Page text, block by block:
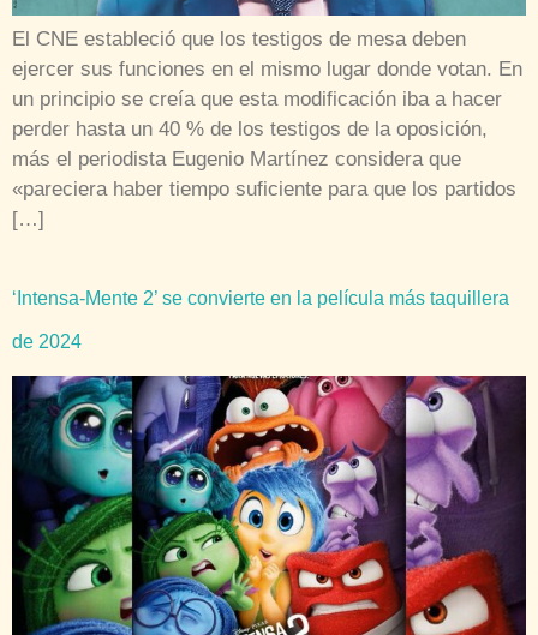
El CNE estableció que los testigos de mesa deben
ejercer sus funciones en el mismo lugar donde votan. En
un principio se creía que esta modificación iba a hacer
perder hasta un 40 % de los testigos de la oposición,
más el periodista Eugenio Martínez considera que
«pareciera haber tiempo suficiente para que los partidos
[…]
‘Intensa-Mente 2’ se convierte en la película más taquillera
de 2024